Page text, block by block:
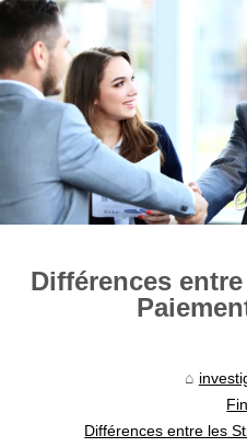
Différences
Différences entre les